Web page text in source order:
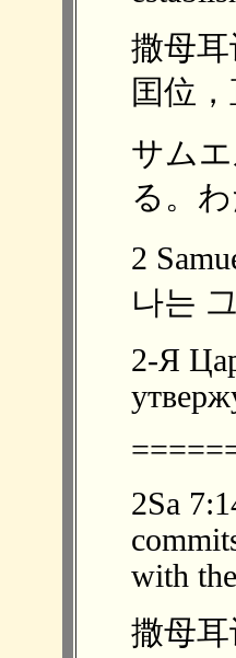
撒母
囯位
サム
る。
2
나는
2-Я
2Sa
with
撒母